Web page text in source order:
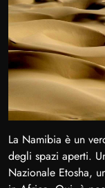
La Namibia è un
degli spazi aperti.
Nazionale Etosha,